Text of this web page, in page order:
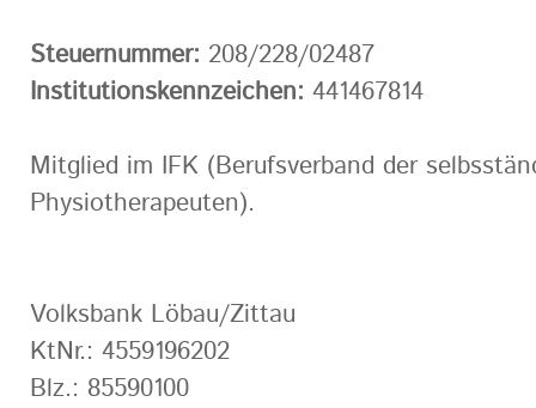
Steuernummer: 208/228/02487
Institutionskennzeichen: 441467814
Mitglied im IFK (Berufsverband der
Physiotherapeuten).
Volksbank Löbau/Zittau
KtNr.: 4559196202
Blz.: 85590100